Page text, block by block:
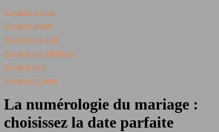
Voyance gratuite
Voyance amour
Voyance par mail
Voyance par téléphone
Voyance tarot
Voyance en ligne
La numérologie du mariage :
choisissez la date parfaite